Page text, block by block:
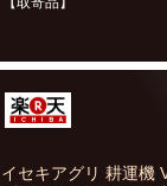
イセキアグリ 耕運機